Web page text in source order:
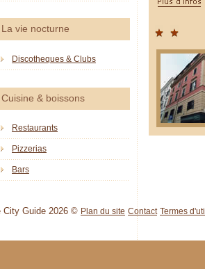
La vie nocturne
Discotheques & Clubs
Cuisine & boissons
Restaurants
Pizzerias
Bars
City Guide 2026 © Plan du site Contact Termes